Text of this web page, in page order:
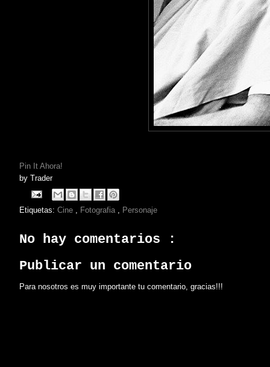
Pin It Ahora!
by Trader
Etiquetas: Cine Fotografia Personaje
No hay comentarios :
Publicar un comentario
Para nosotros es muy importante tu comentario, gracias!!!